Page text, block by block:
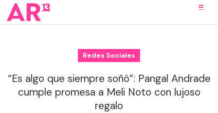
Redes Sociales
“Es algo que siempre soñó”: Pangal Andrade
cumple promesa a Meli Noto con lujoso
regalo